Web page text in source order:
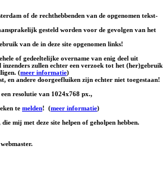
of de rechthebbenden van de opgenomen tekst-
gesteld worden voor de gevolgen van het
van de in deze site opgenomen links!
of gedeeltelijke overname van enig deel uit
zullen echter een verzoek tot het (her)gebruik
(meer informatie)
en andere doorgeefluiken zijn echter niet toegestaan!
resolutie van 1024x768 px.,
te melden! (meer informatie)
mij met deze site helpen of geholpen hebben.